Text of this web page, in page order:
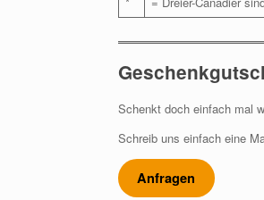
Schenkt doch einfach mal
Schreib uns einfach eine
Anfragen